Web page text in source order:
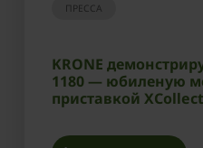
ПРЕССА
KRONE
1180 — юбиленую
приставкой XCollect